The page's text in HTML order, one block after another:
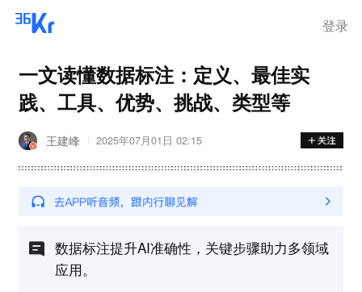
登录
一文读懂数据标注：定义、最佳实
践、工具、优势、挑战、类型等
王建峰 2025年07月01日 02:15
数据标注提升AI准确性，关键步骤助力多领域
应用。